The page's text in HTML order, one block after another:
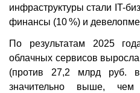
инфраструктуры стали IT-
финансы (10 %) и
По результатам 2025
облачных сервисов
(против 27,2 млрд руб.
значительно выше,